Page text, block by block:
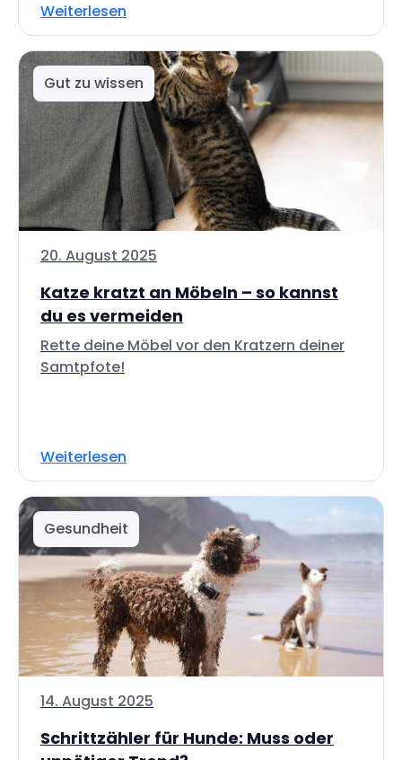
Weiterlesen
Gut zu wissen
20. August 2025
Katze kratzt an Möbeln – so kannst
du es vermeiden
Rette deine Möbel vor den Kratzern deiner
Samtpfote!
Weiterlesen
Gesundheit
14. August 2025
Schrittzähler für Hunde: Muss oder